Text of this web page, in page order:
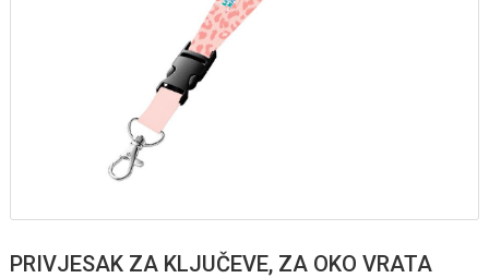
PRIVJESAK ZA KLJUČEVE, ZA OKO VRATA